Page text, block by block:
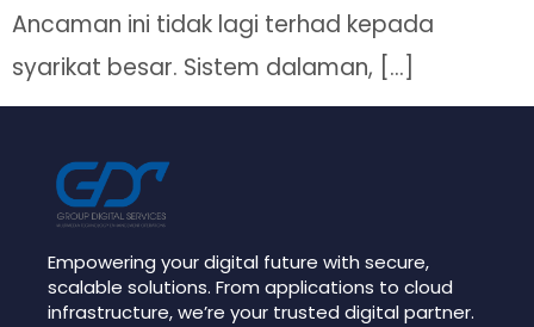
Ancaman ini tidak lagi terhad kepada
syarikat besar. Sistem dalaman, […]
Empowering your digital future with secure,
scalable solutions. From applications to cloud
infrastructure, we’re your trusted digital partner.